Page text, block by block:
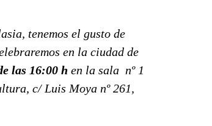
tenemos el gusto de
en la ciudad de
las 16:00 h en la sala nº 1
c/ Luis Moya nº 261,